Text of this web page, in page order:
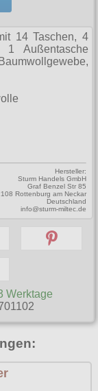
14 Taschen, 4
1 Außentasche
Hersteller:
Sturm Handels GmbH
Graf Benzel Str 85
Rottenburg am Neckar
Deutschland
info@sturm-miltec.de
Werktage